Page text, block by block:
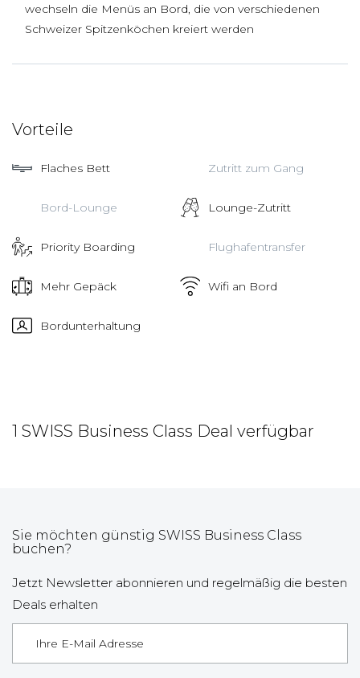
wechseln die Menüs an Bord, die von verschiedenen
Schweizer Spitzenköchen kreiert werden
Vorteile
Flaches Bett Zutritt zum Gang
Bord-Lounge Lounge-Zutritt
Priority Boarding Flughafentransfer
Mehr Gepäck Wifi an Bord
Bordunterhaltung
1 SWISS Business Class Deal verfügbar
Sie möchten günstig SWISS Business Class
buchen?
Jetzt Newsletter abonnieren und regelmäßig die besten
Deals erhalten